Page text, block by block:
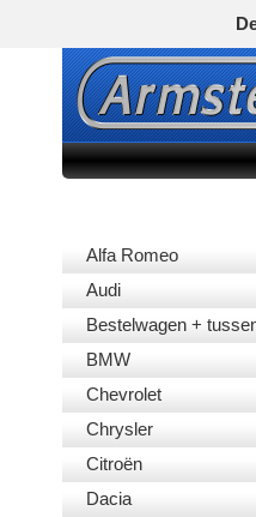
Alfa Romeo
Audi
Bestelwagen +
BMW
Chevrolet
Chrysler
Citroën
Dacia